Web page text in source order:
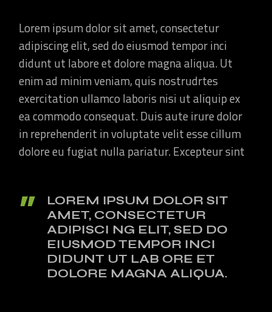
Lorem ipsum dolor sit amet, consectetur
adipiscing elit, sed do eiusmod tempor inci
didunt ut labore et dolore magna aliqua. Ut
enim ad minim veniam, quis nostrudrtes
exercitation ullamco laboris nisi ut aliquip ex
ea commodo consequat. Duis aute irure dolor
in reprehenderit in voluptate velit esse cillum
dolore eu fugiat nulla pariatur. Excepteur sint
LOREM IPSUM DOLOR SIT
AMET, CONSECTETUR
ADIPISCI NG ELIT, SED DO
EIUSMOD TEMPOR INCI
DIDUNT UT LAB ORE ET
DOLORE MAGNA ALIQUA.